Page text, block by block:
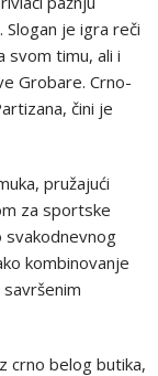
je igra reči
svom timu, ali i
Grobare. Crno-
čini je
pružajući
za sportske
svakodnevnog
kombinovanje
crno belog butika,